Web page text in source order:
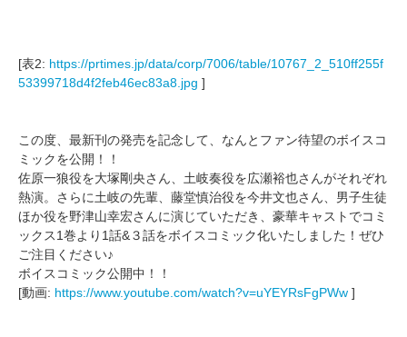
[表2: https://prtimes.jp/data/corp/7006/table/10767_2_510ff255f
53399718d4f2feb46ec83a8.jpg ]
この度、最新刊の発売を記念して、なんとファン待望のボイスコ
ミックを公開！！
佐原一狼役を大塚剛央さん、土岐奏役を広瀬裕也さんがそれぞれ
熱演。さらに土岐の先輩、藤堂慎治役を今井文也さん、男子生徒
ほか役を野津山幸宏さんに演じていただき、豪華キャストでコミ
ックス1巻より1話&３話をボイスコミック化いたしました！ぜひ
ご注目ください♪
ボイスコミック公開中！！
[動画: https://www.youtube.com/watch?v=uYEYRsFgPWw ]